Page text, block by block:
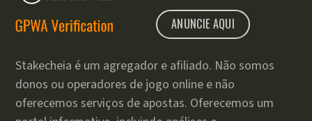
ANUNCIE AQUI
Stakecheia é um agregador e afiliado. Não somos
donos ou operadores de jogo online e não
oferecemos serviços de apostas. Oferecemos um